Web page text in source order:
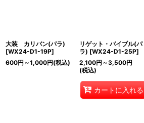
大装 カリバン(パラ)
[WX24-D1-19P]
600円 ～1,000円(税込)
リゲット・バイブル(パ
ラ) [WX24-D1-25P]
2,100円 ～3,500円
(税込)
カートに入れる